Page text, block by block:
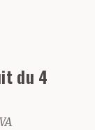
du 4